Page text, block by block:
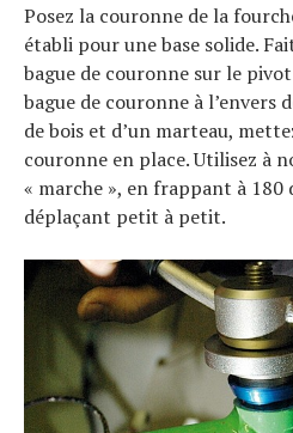
Posez la couronne de la
établi pour une base solide.
bague de couronne sur le
bague de couronne à l’envers
de bois et d’un marteau,
couronne en place. Utilisez à
« marche », en frappant à 180
déplaçant petit à petit.